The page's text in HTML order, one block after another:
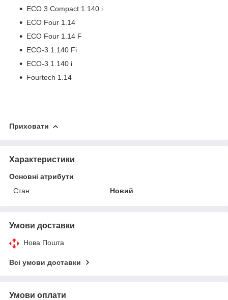
ECO 3 Compact 1.140 i
ECO Four 1.14
ECO Four 1.14 F
ECO-3 1.140 Fi
ECO-3 1.140 i
Fourtech 1.14
Приховати
Характеристики
Основні атрибути
Стан
Новий
Умови доставки
Нова Пошта
Всі умови доставки
Умови оплати